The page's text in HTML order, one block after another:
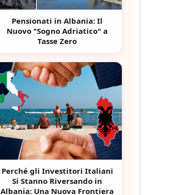
Pensionati in Albania: Il
Nuovo "Sogno Adriatico" a
Tasse Zero
Perché gli Investitori Italiani
Si Stanno Riversando in
Albania: Una Nuova Frontiera